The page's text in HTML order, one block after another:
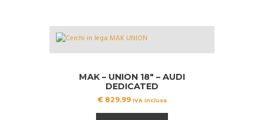
MAK – UNION 18″ – AUDI
DEDICATED
€ 829.99 IVA inclusa